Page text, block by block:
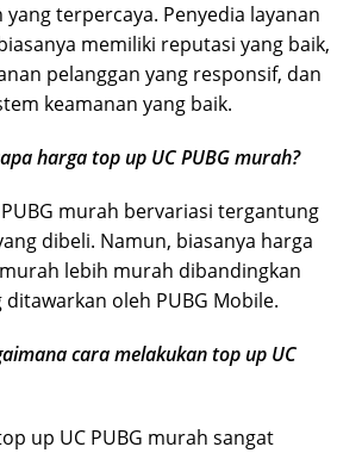
yang terpercaya. Penyedia layanan
memiliki reputasi yang baik,
pelanggan yang responsif, dan
keamanan yang baik.
harga top up UC PUBG murah?
murah bervariasi tergantung
dibeli. Namun, biasanya harga
lebih murah dibandingkan
oleh PUBG Mobile.
cara melakukan top up UC
up UC PUBG murah sangat